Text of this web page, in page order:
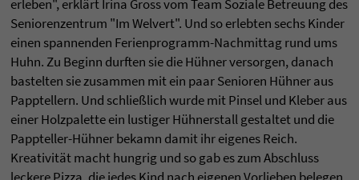
erleben", erklärt Irina Gross vom Team Soziale Betreuung des
Seniorenzentrum "Im Welvert". Und so erlebten sechs Kinder
einen spannenden Ferienprogramm-Nachmittag rund ums
Huhn. Zu Beginn durften sie die Hühner versorgen, danach
bastelten sie zusammen mit ein paar Senioren Hühner aus
Papptellern. Und schließlich wurde mit Pinsel und Kleber aus
einer Holzpalette ein lustiger Hühnerstall gestaltet und die
Pappteller-Hühner bekamn damit ihr eigenes Reich.
Kreativität macht hungrig und so gab es zum Abschluss